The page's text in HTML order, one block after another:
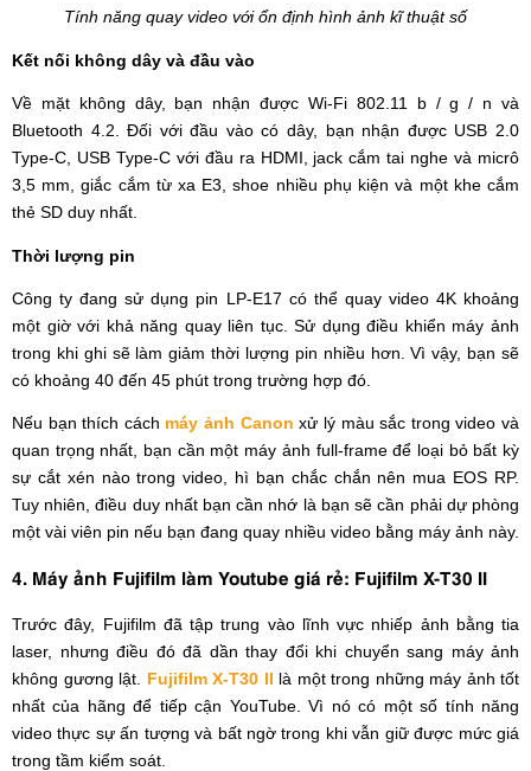
Tính năng quay video với ổn định hình ảnh kĩ thuật số
Kết nối không dây và đầu vào
Về mặt không dây, bạn nhận được Wi-Fi 802.11 b / g / n và
Bluetooth 4.2. Đối với đầu vào có dây, bạn nhận được USB 2.0
Type-C, USB Type-C với đầu ra HDMI, jack cắm tai nghe và micrô
3,5 mm, giắc cắm từ xa E3, shoe nhiều phụ kiện và một khe cắm
thẻ SD duy nhất.
Thời lượng pin
Công ty đang sử dụng pin LP-E17 có thể quay video 4K khoảng
một giờ với khả năng quay liên tục. Sử dụng điều khiển máy ảnh
trong khi ghi sẽ làm giảm thời lượng pin nhiều hơn. Vì vậy, bạn sẽ
có khoảng 40 đến 45 phút trong trường hợp đó.
Nếu bạn thích cách máy ảnh Canon xử lý màu sắc trong video và
quan trọng nhất, bạn cần một máy ảnh full-frame để loại bỏ bất kỳ
sự cắt xén nào trong video, hì bạn chắc chắn nên mua EOS RP.
Tuy nhiên, điều duy nhất bạn cần nhớ là bạn sẽ cần phải dự phòng
một vài viên pin nếu bạn đang quay nhiều video bằng máy ảnh này.
4. Máy ảnh Fujifilm làm Youtube giá rẻ: Fujifilm X-T30 II
Trước đây, Fujifilm đã tập trung vào lĩnh vực nhiếp ảnh bằng tia
laser, nhưng điều đó đã dần thay đổi khi chuyển sang máy ảnh
không gương lật. Fujifilm X-T30 II là một trong những máy ảnh tốt
nhất của hãng để tiếp cận YouTube. Vì nó có một số tính năng
video thực sự ấn tượng và bất ngờ trong khi vẫn giữ được mức giá
trong tầm kiểm soát.